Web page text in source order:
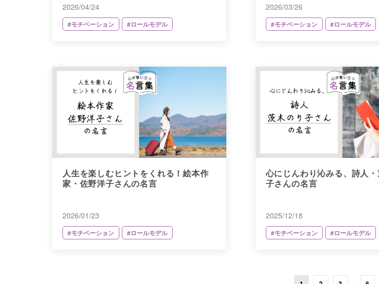
2026/04/24
#モチベーション #ロールモデル
2026/03/26
#モチベーション #ロールモデル
人生を楽しむヒントをくれる！絵本作
家・佐野洋子さんの名言
2026/01/23
#モチベーション #ロールモデル
心にじんわり沁みる、詩人・
子さんの名言
2025/12/18
#モチベーション #ロールモデル